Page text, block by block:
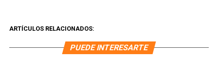
ARTÍCULOS RELACIONADOS:
PUEDE INTERESARTE